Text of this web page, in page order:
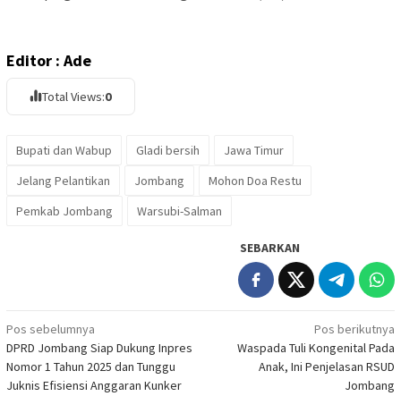
Editor : Ade
Total Views:0
Bupati dan Wabup Gladi bersih
Jawa Timur
Jelang Pelantikan
Jombang
Mohon Doa Restu
Pemkab Jombang
Warsubi-Salman
SEBARKAN
Navigasi
pos
Pos sebelumnya
DPRD Jombang Siap Dukung Inpres
Nomor 1 Tahun 2025 dan Tunggu
Juknis Efisiensi Anggaran Kunker
Pos berikutnya
Waspada Tuli Kongenital Pada
Anak, Ini Penjelasan RSUD
Jombang